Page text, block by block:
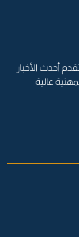
أحدث الأخبار
عالية